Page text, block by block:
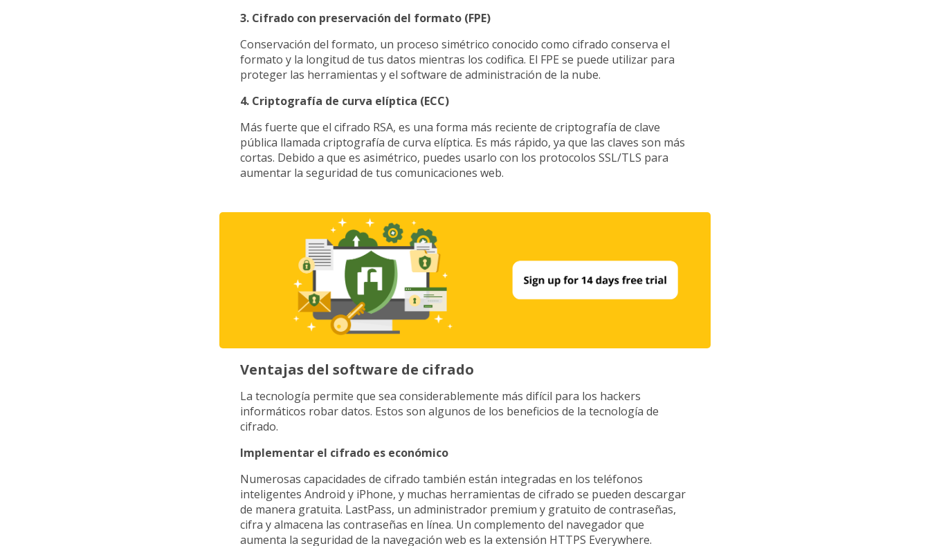
3. Cifrado con preservación del formato (FPE)
Conservación del formato, un proceso simétrico conocido como cifrado conserva el
formato y la longitud de tus datos mientras los codifica. El FPE se puede utilizar para
proteger las herramientas y el software de administración de la nube.
4. Criptografía de curva elíptica (ECC)
Más fuerte que el cifrado RSA, es una forma más reciente de criptografía de clave
pública llamada criptografía de curva elíptica. Es más rápido, ya que las claves son más
cortas. Debido a que es asimétrico, puedes usarlo con los protocolos SSL/TLS para
aumentar la seguridad de tus comunicaciones web.
Ventajas del software de cifrado
La tecnología permite que sea considerablemente más difícil para los hackers
informáticos robar datos. Estos son algunos de los beneficios de la tecnología de
cifrado.
Implementar el cifrado es económico
Numerosas capacidades de cifrado también están integradas en los teléfonos
inteligentes Android y iPhone, y muchas herramientas de cifrado se pueden descargar
de manera gratuita. LastPass, un administrador premium y gratuito de contraseñas,
cifra y almacena las contraseñas en línea. Un complemento del navegador que
aumenta la seguridad de la navegación web es la extensión HTTPS Everywhere.